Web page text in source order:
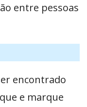
entre pessoas
encontrado
e marque